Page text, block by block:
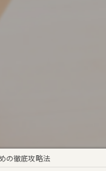
の徹底攻略法